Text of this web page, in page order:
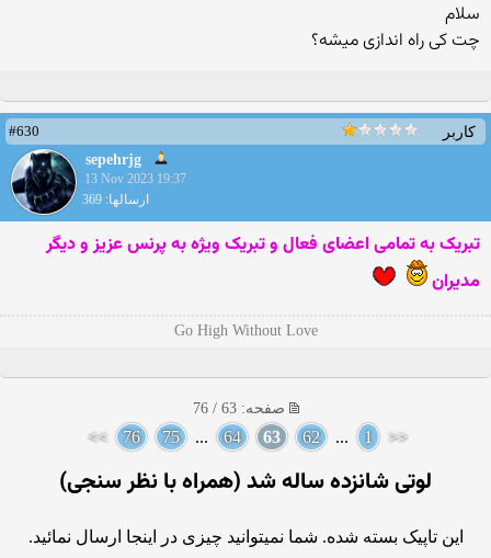
سلام
چت کی راه اندازی میشه؟
کاربر
#630
sepehrjg
13 Nov 2023 19:37
ارسالها: 369
تبریک به تمامی اعضای فعال و تبریک ویژه به پرنس عزیز و دیگر
مدیران
Go High Without Love
صفحه: 63 / 76
<<
1
...
62
63
64
...
75
76
>>
لوتی شانزده ساله شد (همراه با نظر سنجی)
این تاپیک بسته شده. شما نمیتوانید چیزی در اینجا ارسال نمائید.